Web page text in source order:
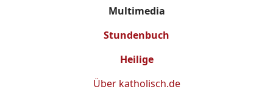
Multimedia
Stundenbuch
Heilige
Über katholisch.de